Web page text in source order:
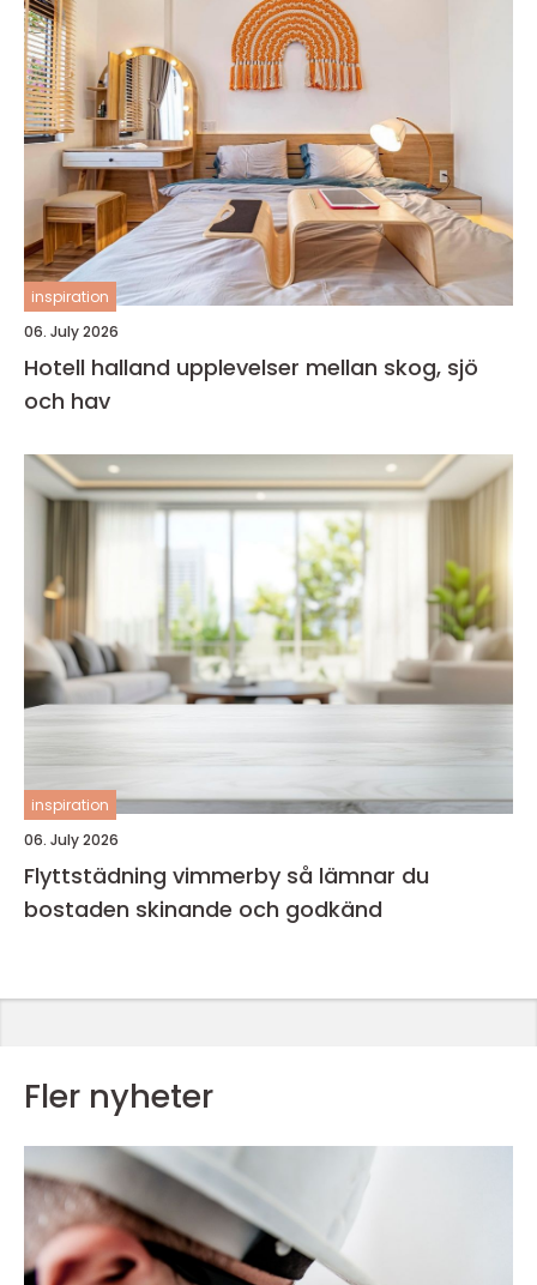
inspiration
06. July 2026
Hotell halland upplevelser mellan skog, sjö
och hav
inspiration
06. July 2026
Flyttstädning vimmerby så lämnar du
bostaden skinande och godkänd
Fler nyheter